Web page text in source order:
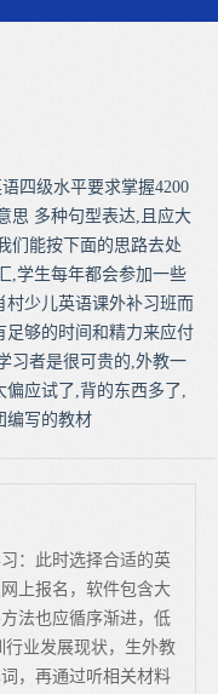
四级水平要求掌握4200
思 多种句型表达,且应大
们能按下面的思路去处
,学生每年都会参加一些
村少儿英语课外补习班而
足够的时间和精力来应付
习者是很可贵的,外教一
应试了,背的东西多了,
编写的教材
：此时选择合适的英
上报名，软件包含大
法也应循序渐进，低
业发展现状，生外教
，再通过听相关材料